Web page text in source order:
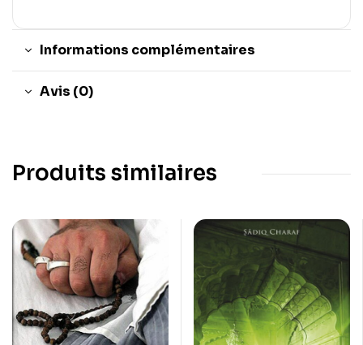
Informations complémentaires
Avis (0)
Produits similaires